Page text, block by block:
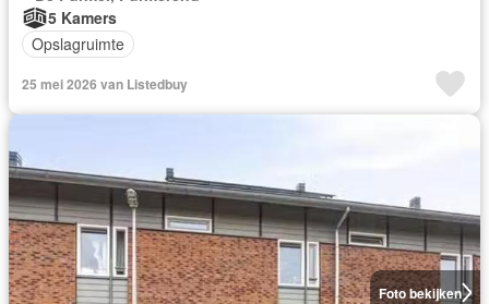
5 Kamers
Opslagruimte
25 mei 2026 van Listedbuy
Foto bekijken